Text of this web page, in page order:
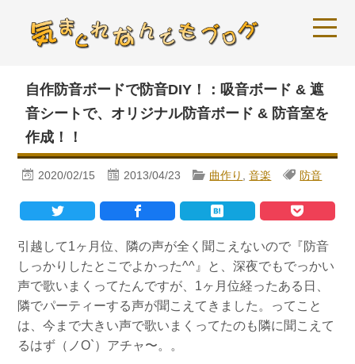
自作防音ボードで防音DIY！：吸音ボード & 遮
音シートで、オリジナル防音ボード & 防音室を
作成！！
2020/02/15 2013/04/23 曲作り ,音楽 防音
引越して1ヶ月位、隣の声が全く聞こえないので『防音
しっかりしたとこでよかった^^』と、深夜でもでっかい
声で歌いまくってたんですが、1ヶ月位経ったある日、
隣でパーティーする声が聞こえてきました。ってこと
は、今まで大きい声で歌いまくってたのも隣に聞こえて
るはず（ノO`）アチャ〜。。